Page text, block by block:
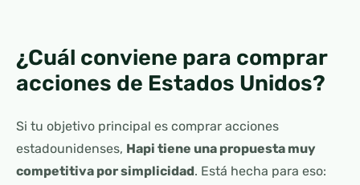
¿Cuál conviene para comprar
acciones de Estados Unidos?
Si tu objetivo principal es comprar acciones
estadounidenses, Hapi tiene una propuesta muy
competitiva por simplicidad. Está hecha para eso: